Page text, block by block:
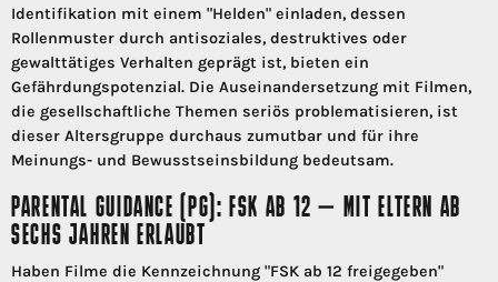
Identifikation mit einem "Helden" einladen, dessen
Rollenmuster durch antisoziales, destruktives oder
gewalttätiges Verhalten geprägt ist, bieten ein
Gefährdungspotenzial. Die Auseinandersetzung mit Filmen,
die gesellschaftliche Themen seriös problematisieren, ist
dieser Altersgruppe durchaus zumutbar und für ihre
Meinungs- und Bewusstseinsbildung bedeutsam.
PARENTAL GUIDANCE (PG): FSK AB 12 – MIT ELTERN AB
SECHS JAHREN ERLAUBT
Haben Filme die Kennzeichnung "FSK ab 12 freigegeben"